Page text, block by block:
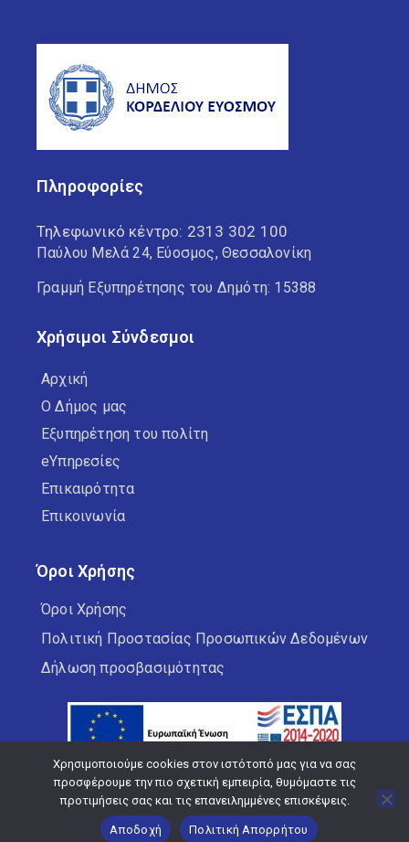
Πληροφορίες
Τηλεφωνικό κέντρο: 2313 302 100
Παύλου Μελά 24, Εύοσμος, Θεσσαλονίκη
Γραμμή Εξυπηρέτησης του Δημότη: 15388
Χρήσιμοι Σύνδεσμοι
Αρχική
Ο Δήμος μας
Εξυπηρέτηση του πολίτη
eΥπηρεσίες
Επικαιρότητα
Επικοινωνία
Όροι Χρήσης
Όροι Χρήσης
Πολιτική Προστασίας Προσωπικών Δεδομένων
Δήλωση προσβασιμότητας
Copyright © 2026 Δήμος Κορδελιού Ευόσμου
Χρησιμοποιούμε cookies στον ιστότοπό μας για να σας
προσφέρουμε την πιο σχετική εμπειρία, θυμόμαστε τις
προτιμήσεις σας και τις επανειλημμένες επισκέψεις.
Αποδοχή Πολιτική Απορρήτου